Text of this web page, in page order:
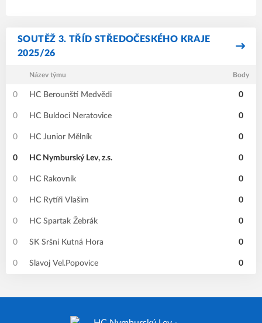
SOUTĚŽ 3. TŘÍD STŘEDOČESKÉHO KRAJE
2025/26
Název týmu Body
0 HC Berounští Medvědi 0
0 HC Buldoci Neratovice 0
0 HC Junior Mělník 0
0 HC Nymburský Lev, z.s. 0
0 HC Rakovník 0
0 HC Rytíři Vlašim 0
0 HC Spartak Žebrák 0
0 SK Sršni Kutná Hora 0
0 Slavoj Vel.Popovice 0